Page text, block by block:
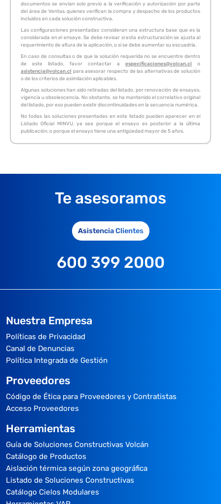
documentos se envían solo previo a la verificación y autorización por parte
del área de Ventas, quienes verifican la compra y despacho de los productos
incluidos en cada solución constructiva.
Las configuraciones presentadas consideran una estructura base que es la
considerada en el ensaye. Se debe revisar si esta estructuración se ajusta al
requerimiento de altura de la aplicación, o si se debe aumentar su escuadría.
En caso de consultas o de que la solución requerida no se encuentre dentro
de este listado, favor contactar a especificaciones@volcan.cl o
asistencia@volcan.cl para asesorar respecto de las alternativas de solución
o de los criterios de asimilación aplicables.
Algunas soluciones han sido retiradas del listado, por renovación de ensayes,
vigencia u obsolescencia. No obstante, se ha mantenido el correlativo original
del listado, por eso pueden existir discontinuidades en la secuencia numérica.
No todas las soluciones presentadas en este listado pueden aparecer en el
Listado Oficial MINVU, ya sea porque el ensayo es posterior a la última
publicación, o porque el ensayo tiene una antigüedad mayor de 5 años.
Te asesoramos
Asistencia Clientes
600 399 2000
Nuestra Empresa
Políticas de Privacidad
Canal de Denuncias
Política Integrada de Gestión
Proveedores
Código de Ética para Proveedores y Contratistas
Acceso Proveedores
Herramientas
Guía de Soluciones Constructivas Volcán
Catálogo de Productos
Aislación térmica según zona geográfica
Listado de Soluciones Constructivas
Catálogo Cielos Modulares